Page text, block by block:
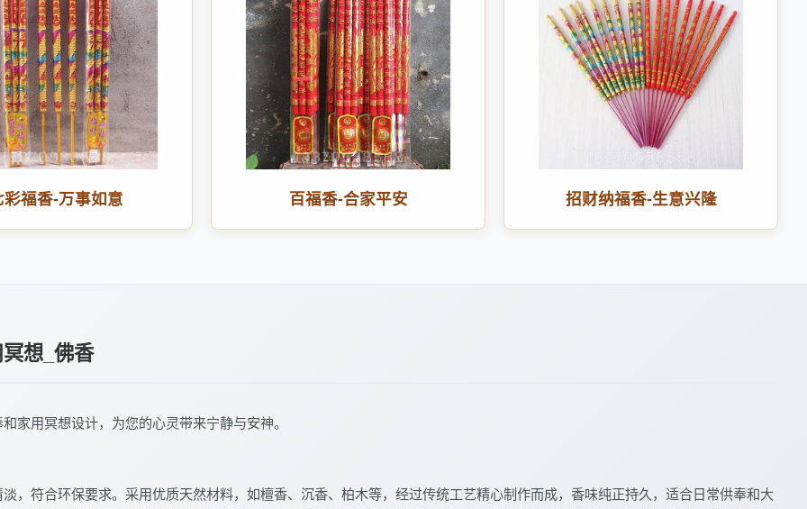
彩福香-万事如意 百福香-合家平安 招财纳福香-生意兴隆
想_佛香
家用冥想设计，为您的心灵带来宁静与安神。
，符合环保要求。采用优质天然材料，如檀香、沉香、柏木等，经过传统工艺精心制作而成，香味纯正持久，适合日常供奉和大